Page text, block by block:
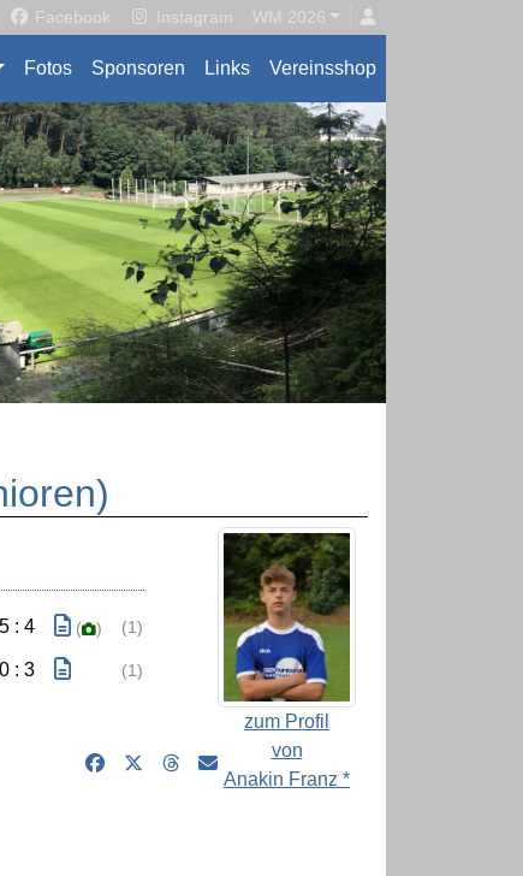
Facebook Instagram WM 2026
Fotos Sponsoren Links Vereinsshop
zum Profil
von
Anakin Franz *
5 : 4 ( ) (1)
0 : 3 (1)